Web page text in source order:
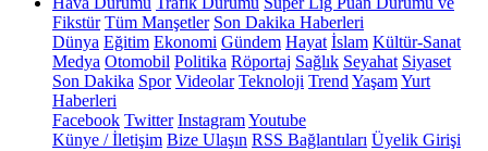
Fikstür Tüm Manşetler Son Dakika Haberleri
Dünya Eğitim Ekonomi Gündem Hayat İslam Kültür-Sanat
Medya Otomobil Politika Röportaj Sağlık Seyahat Siyaset
Son Dakika Spor Videolar Teknoloji Trend YaşamYurt
Haberleri
Facebook Twitter InstagramYoutube
Künye / İletişim Bize Ulaşın RSS Bağlantıları Üyelik Girişi